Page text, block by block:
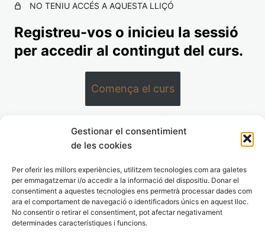
Gestionar el consentimient
de les cookies
Per oferir les millors experiències, utilitzem tecnologies com ara galetes
per emmagatzemar i/o accedir a la informació del dispositiu. Donar el
consentiment a aquestes tecnologies ens permetrà processar dades com
ara el comportament de navegació o identificadors únics en aquest lloc.
No consentir o retirar el consentiment, pot afectar negativament
determinades característiques i funcions.
3. Woche – der Tag des guten
Nachbarn (28.09.)
6 lliçons
4. Woche – der Tag der
Deutschen Einheit (03.10.)
5. Woche – der Tag des
Schauspiels (11.10.)
6. Woche – der Tag der
Bibliotheken (24.10.)
6 lliçons
7. Woche – Österreichischer
NO TENIU ACCÉS A AQUESTA LLIÇÓ
Registreu-vos o inicieu la sessió
per accedir al contingut del curs.
Comença el curs
Inicia la sessió
Anterior Següent